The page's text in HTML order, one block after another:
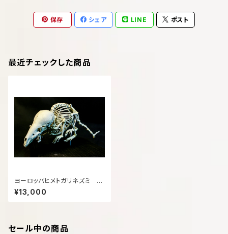
保存 シェア LINE ポスト
最近チェックした商品
ヨーロッパヒメトガリネズミ 拡
大全身骨格レプリカ
¥13,000
セール中の商品